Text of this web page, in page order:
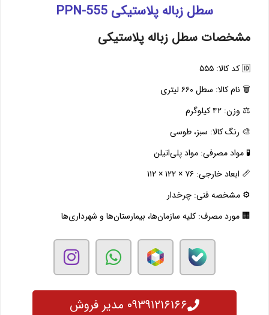
سطل زباله پلاستیکی PPN-555
مشخصات سطل زباله پلاستیکی
🆔 کد کالا: ۵۵۵
🗑️ نام کالا: سطل ۶۶۰ لیتری
⚖️ وزن: ۴۲ کیلوگرم
🎨 رنگ کالا: سبز، طوسی
🧪 مواد مصرفی: مواد پلی‌اتیلن
📏 ابعاد خارجی: ۷۶ × ۱۲۲ × ۱۱۲
⚙️ مشخصه فنی: چرخدار
🏢 مورد مصرف: کلیه سازمان‌ها، بیمارستان‌ها و شهرداری‌ها
۰۹۳۹۱۲۱۶۱۶۶ مدیر فروش